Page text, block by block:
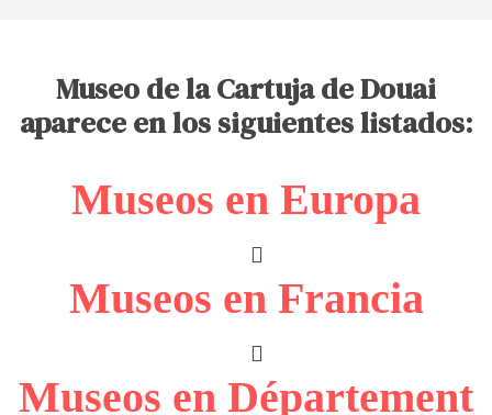
Museo de la Cartuja de Douai
aparece en los siguientes listados:
Museos en Europa
Museos en Francia
Museos en Département